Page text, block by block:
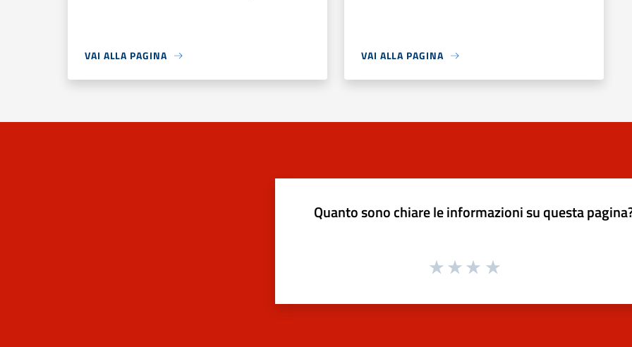
VAI ALLA PAGINA VAI ALLA PAGINA
Quanto sono chiare le informazioni su questa